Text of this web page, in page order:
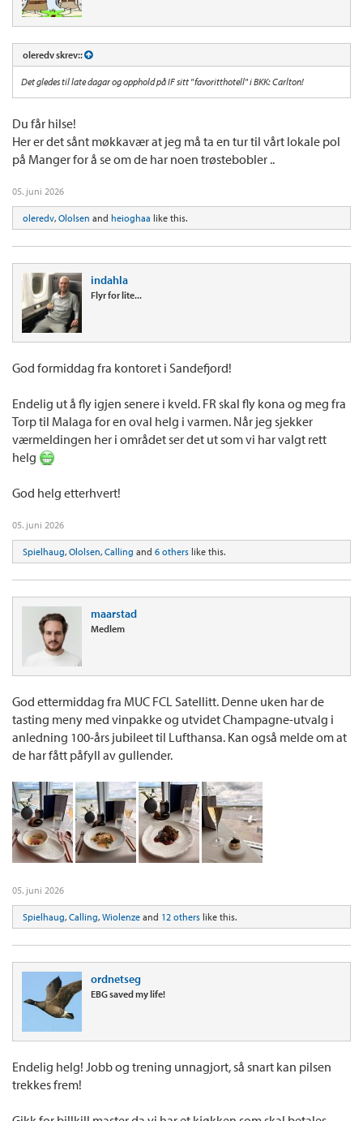
oleredv skrev::
Det gledes til late dagar og opphold på IF sitt "favoritthotell" i BKK: Carlton!
Du får hilse!
Her er det sånt møkkavær at jeg må ta en tur til vårt lokale pol
på Manger for å se om de har noen trøstebobler ..
05. juni 2026
oleredv, Ololsen and heioghaa like this.
indahla
Flyr for lite...
God formiddag fra kontoret i Sandefjord!
Endelig ut å fly igjen senere i kveld. FR skal fly kona og meg fra
Torp til Malaga for en oval helg i varmen. Når jeg sjekker
værmeldingen her i området ser det ut som vi har valgt rett
helg
God helg etterhvert!
05. juni 2026
Spielhaug, Ololsen, Calling and 6 others like this.
maarstad
Medlem
God ettermiddag fra MUC FCL Satellitt. Denne uken har de
tasting meny med vinpakke og utvidet Champagne-utvalg i
anledning 100-års jubileet til Lufthansa. Kan også melde om at
de har fått påfyll av gullender.
05. juni 2026
Spielhaug, Calling, Wiolenze and 12 others like this.
ordnetseg
EBG saved my life!
Endelig helg! Jobb og trening unnagjort, så snart kan pilsen
trekkes frem!